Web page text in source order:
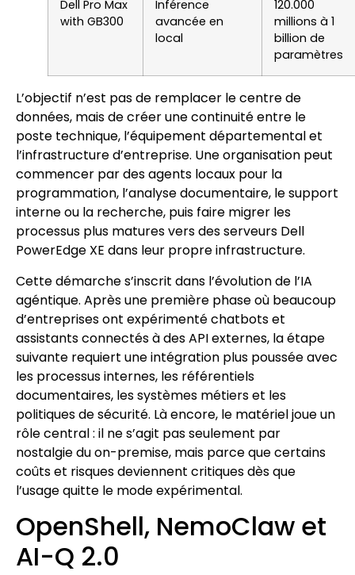
Dell Pro Max
with GB300
Inférence
avancée en
local
120.000
millions à 1
billion de
paramètres
L’objectif n’est pas de remplacer le centre de
données, mais de créer une continuité entre le
poste technique, l’équipement départemental et
l’infrastructure d’entreprise. Une organisation peut
commencer par des agents locaux pour la
programmation, l’analyse documentaire, le support
interne ou la recherche, puis faire migrer les
processus plus matures vers des serveurs Dell
PowerEdge XE dans leur propre infrastructure.
Cette démarche s’inscrit dans l’évolution de l’IA
agéntique. Après une première phase où beaucoup
d’entreprises ont expérimenté chatbots et
assistants connectés à des API externes, la étape
suivante requiert une intégration plus poussée avec
les processus internes, les référentiels
documentaires, les systèmes métiers et les
politiques de sécurité. Là encore, le matériel joue un
rôle central : il ne s’agit pas seulement par
nostalgie du on-premise, mais parce que certains
coûts et risques deviennent critiques dès que
l’usage quitte le mode expérimental.
OpenShell, NemoClaw et
AI-Q 2.0